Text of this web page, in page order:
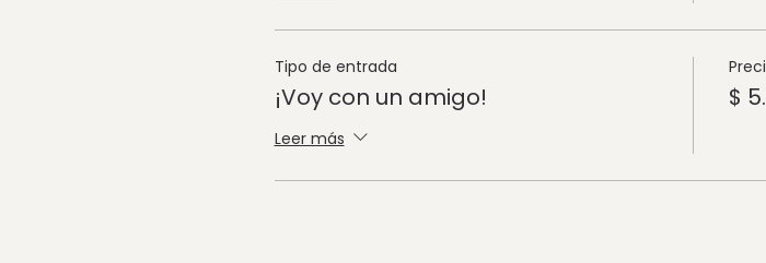
Tipo de entrada
¡Voy con un amigo!
Leer más
$